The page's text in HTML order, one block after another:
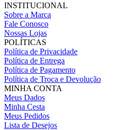
INSTITUCIONAL
Sobre a Marca
Fale Conosco
Nossas Lojas
POLÍTICAS
Política de Privacidade
Política de Entrega
Política de Pagamento
Política de Troca e Devolução
MINHA CONTA
Meus Dados
Minha Cesta
Meus Pedidos
Lista de Desejos